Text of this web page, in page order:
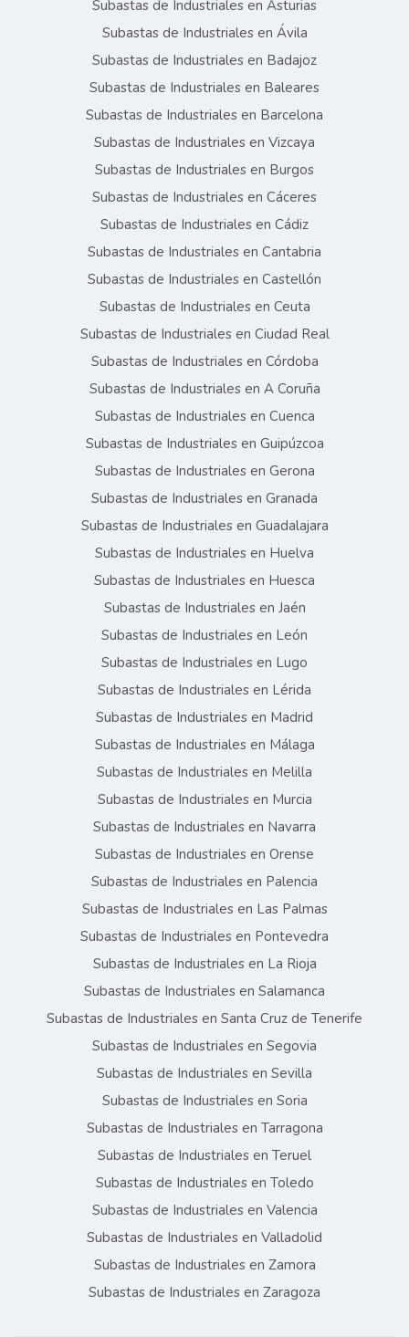
Subastas de Industriales en Asturias
Subastas de Industriales en Ávila
Subastas de Industriales en Badajoz
Subastas de Industriales en Baleares
Subastas de Industriales en Barcelona
Subastas de Industriales en Vizcaya
Subastas de Industriales en Burgos
Subastas de Industriales en Cáceres
Subastas de Industriales en Cádiz
Subastas de Industriales en Cantabria
Subastas de Industriales en Castellón
Subastas de Industriales en Ceuta
Subastas de Industriales en Ciudad Real
Subastas de Industriales en Córdoba
Subastas de Industriales en A Coruña
Subastas de Industriales en Cuenca
Subastas de Industriales en Guipúzcoa
Subastas de Industriales en Gerona
Subastas de Industriales en Granada
Subastas de Industriales en Guadalajara
Subastas de Industriales en Huelva
Subastas de Industriales en Huesca
Subastas de Industriales en Jaén
Subastas de Industriales en León
Subastas de Industriales en Lugo
Subastas de Industriales en Lérida
Subastas de Industriales en Madrid
Subastas de Industriales en Málaga
Subastas de Industriales en Melilla
Subastas de Industriales en Murcia
Subastas de Industriales en Navarra
Subastas de Industriales en Orense
Subastas de Industriales en Palencia
Subastas de Industriales en Las Palmas
Subastas de Industriales en Pontevedra
Subastas de Industriales en La Rioja
Subastas de Industriales en Salamanca
Subastas de Industriales en Santa Cruz de Tenerife
Subastas de Industriales en Segovia
Subastas de Industriales en Sevilla
Subastas de Industriales en Soria
Subastas de Industriales en Tarragona
Subastas de Industriales en Teruel
Subastas de Industriales en Toledo
Subastas de Industriales en Valencia
Subastas de Industriales en Valladolid
Subastas de Industriales en Zamora
Subastas de Industriales en Zaragoza